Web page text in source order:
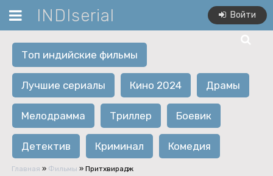
INDIserial Войти
Топ индийские фильмы
Лучшие сериалы Кино 2024 Драмы
Мелодрамма Триллер Боевик
Детектив Криминал Комедия
Главная » Фильмы » Притхвирадж